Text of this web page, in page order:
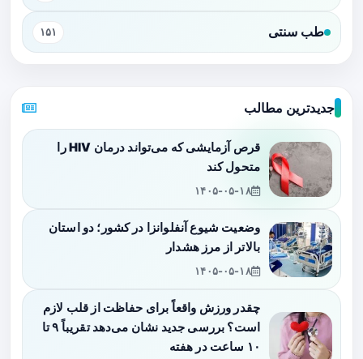
طب سنتی ۱۵۱
جدیدترین مطالب
قرص آزمایشی که می‌تواند درمان HIV را
متحول کند
۱۴۰۵-۰۵-۱۸
وضعیت شیوع آنفلوانزا در کشور؛ دو استان
بالاتر از مرز هشدار
۱۴۰۵-۰۵-۱۸
چقدر ورزش واقعاً برای حفاظت از قلب لازم
است؟ بررسی جدید نشان می‌دهد تقریباً ۹ تا
۱۰ ساعت در هفته